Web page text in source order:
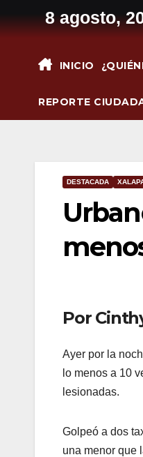
al
8 agosto,
INICIO
REPORTE
DESTACADA
Por
Ayer por la
lo menos a 10
lesionadas.
Golpeó a dos
una menor que